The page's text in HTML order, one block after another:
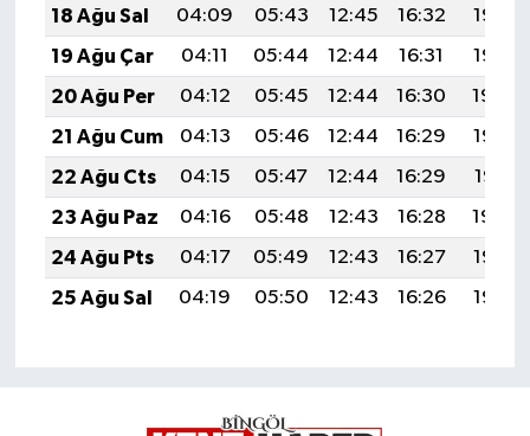
18 Ağu Sal
04:09 05:43 12:45 16:32
19:37
19 Ağu Çar
04:11 05:44 12:44 16:31
19:35
20 Ağu Per
04:12 05:45 12:44 16:30
19:34
21 Ağu Cum
04:13 05:46 12:44 16:29
19:32
22 Ağu Cts
04:15 05:47 12:44 16:29
19:31
23 Ağu Paz
04:16 05:48 12:43 16:28
19:29
24 Ağu Pts
04:17 05:49 12:43 16:27
19:28
25 Ağu Sal
04:19 05:50 12:43 16:26 19:26